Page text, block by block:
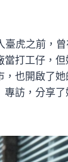
虎之前，
打工仔，
也開啟了
訪，分享